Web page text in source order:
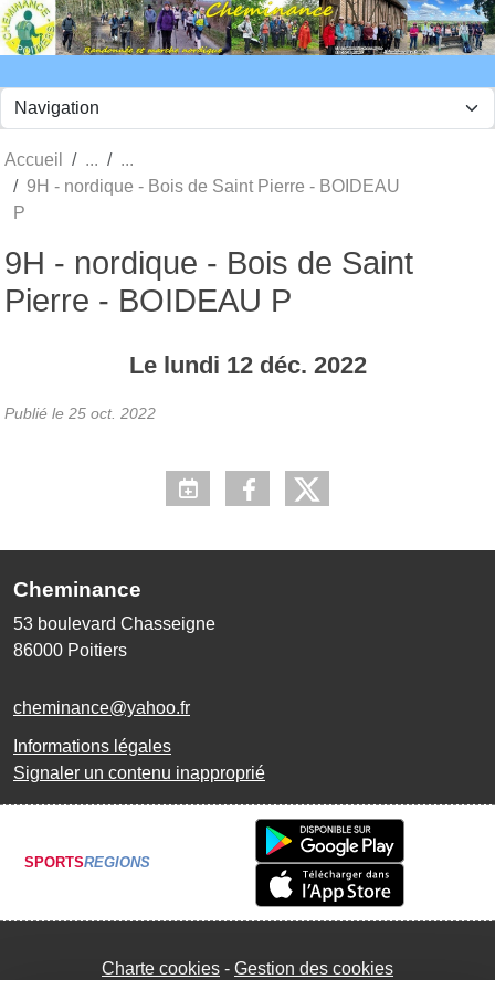
Accueil
9H - nordique - Bois de Saint Pierre - BOIDEAU
P
9H - nordique - Bois de Saint
Pierre - BOIDEAU P
Le lundi 12 déc. 2022
Publié le 25 oct. 2022
Cheminance
53 boulevard Chasseigne
86000 Poitiers
cheminance@yahoo.fr
Informations légales
Signaler un contenu inapproprié
SPORTSREGIONS
Charte cookies Gestion des cookies
Panneau de gestion des cookies